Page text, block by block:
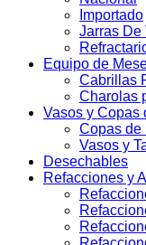
Importado
Jarras De
Equipo de
Cabrillas
Charolas
Vasos y Copas
Copas de
Vasos y
Desechables
Refacciones y